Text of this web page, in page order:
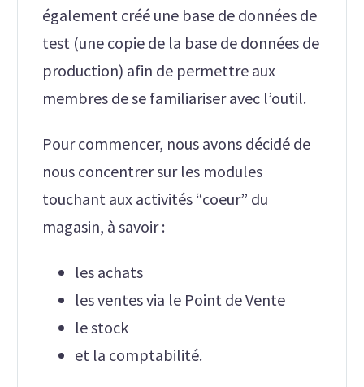
également créé une base de données de
test (une copie de la base de données de
production) afin de permettre aux
membres de se familiariser avec l’outil.
Pour commencer, nous avons décidé de
nous concentrer sur les modules
touchant aux activités “coeur” du
magasin, à savoir :
les achats
les ventes via le Point de Vente
le stock
et la comptabilité.